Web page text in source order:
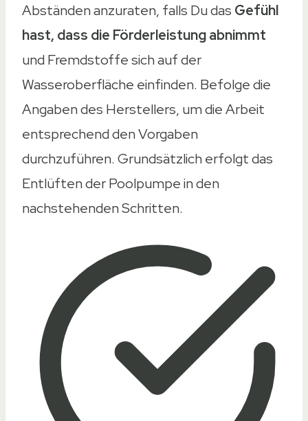
Abständen anzuraten, falls Du das Gefühl
hast, dass die Förderleistung abnimmt
und Fremdstoffe sich auf der
Wasseroberfläche einfinden. Befolge die
Angaben des Herstellers, um die Arbeit
entsprechend den Vorgaben
durchzuführen. Grundsätzlich erfolgt das
Entlüften der Poolpumpe in den
nachstehenden Schritten.